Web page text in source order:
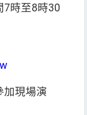
7時至8時30
加現場演